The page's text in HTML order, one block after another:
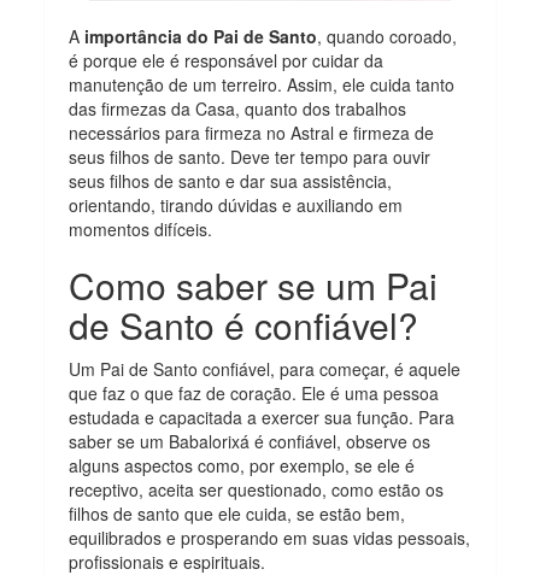
A importância do Pai de Santo, quando coroado,
é porque ele é responsável por cuidar da
manutenção de um terreiro. Assim, ele cuida tanto
das firmezas da Casa, quanto dos trabalhos
necessários para firmeza no Astral e firmeza de
seus filhos de santo. Deve ter tempo para ouvir
seus filhos de santo e dar sua assistência,
orientando, tirando dúvidas e auxiliando em
momentos difíceis.
Como saber se um Pai
de Santo é confiável?
Um Pai de Santo confiável, para começar, é aquele
que faz o que faz de coração. Ele é uma pessoa
estudada e capacitada a exercer sua função. Para
saber se um Babalorixá é confiável, observe os
alguns aspectos como, por exemplo, se ele é
receptivo, aceita ser questionado, como estão os
filhos de santo que ele cuida, se estão bem,
equilibrados e prosperando em suas vidas pessoais,
profissionais e espirituais.